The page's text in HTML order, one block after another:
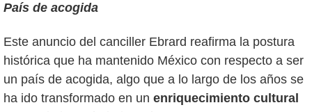
País de acogida
Este anuncio del canciller Ebrard reafirma la postura
histórica que ha mantenido México con respecto a ser
un país de acogida, algo que a lo largo de los años se
ha ido transformado en un enriquecimiento cultural